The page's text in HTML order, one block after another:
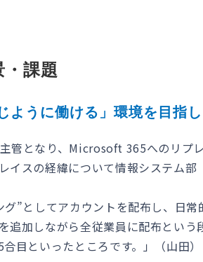
課題
ように働ける」環境を目
管となり、Microsoft 365へのリプ
イスの経緯について情報システム
”としてアカウントを配布し、日常
追加しながら全従業員に配布という
目といったところです。」（山田）